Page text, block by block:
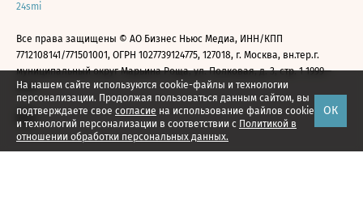
На нашем сайте используются cookie-файлы и технологии
персонализации. Продолжая пользоваться данным сайтом, вы
подтверждаете свое согласие на использование файлов cookie
и технологий персонализации в соответствии с Политикой в
отношении обработки персональных данных.
ОК
24smi
Все права защищены © АО Бизнес Ньюс Медиа, ИНН/КПП
7712108141/771501001, ОГРН 1027739124775, 127018, г. Москва, вн.тер.г.
муниципальный округ Марьина Роща, ул. Полковая, д. 3, стр. 1 1999—
2026